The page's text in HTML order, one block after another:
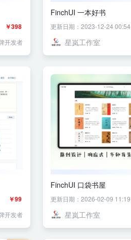
￥398
开发者
FinchUI 一本好书
更新日期：2023-12-24 00:54
星岚工作室
￥99
开发者
FinchUI 口袋书屋
更新日期：2026-02-09 11:19
星岚工作室